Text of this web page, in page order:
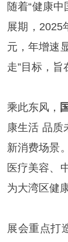
随着“健康
展期，2025
元，年增速
走”目标，旨
乘此东风，
康生活 品质
新消费场景
医疗美容、
为大湾区健
展会重点打